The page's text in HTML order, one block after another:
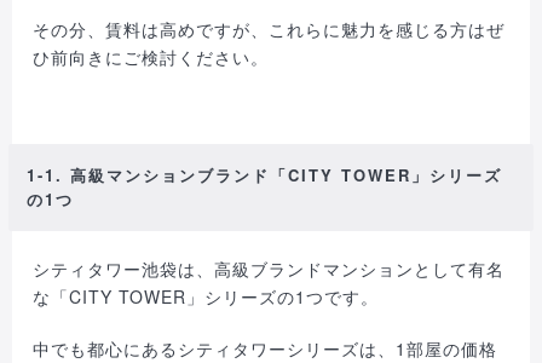
その分、賃料は高めですが、これらに魅力を感じる方はぜ
ひ前向きにご検討ください。
1-1. 高級マンションブランド「CITY TOWER」シリーズ
の1つ
シティタワー池袋は、高級ブランドマンションとして有名
な「CITY TOWER」シリーズの1つです。
中でも都心にあるシティタワーシリーズは、1部屋の価格